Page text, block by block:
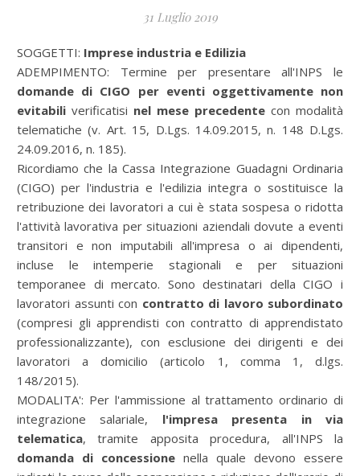
31 Luglio 2019
SOGGETTI: Imprese industria e Edilizia
ADEMPIMENTO: Termine per presentare all'INPS le
domande di CIGO per eventi oggettivamente non
evitabili verificatisi nel mese precedente con modalità
telematiche (v. Art. 15, D.Lgs. 14.09.2015, n. 148 D.Lgs.
24.09.2016, n. 185).
Ricordiamo che la Cassa Integrazione Guadagni Ordinaria
(CIGO) per l'industria e l'edilizia integra o sostituisce la
retribuzione dei lavoratori a cui è stata sospesa o ridotta
l'attività lavorativa per situazioni aziendali dovute a eventi
transitori e non imputabili all'impresa o ai dipendenti,
incluse le intemperie stagionali e per situazioni
temporanee di mercato. Sono destinatari della CIGO i
lavoratori assunti con contratto di lavoro subordinato
(compresi gli apprendisti con contratto di apprendistato
professionalizzante), con esclusione dei dirigenti e dei
lavoratori a domicilio (articolo 1, comma 1, d.lgs.
148/2015).
MODALITA': Per l'ammissione al trattamento ordinario di
integrazione salariale, l'impresa presenta in via
telematica, tramite apposita procedura, all'INPS la
domanda di concessione nella quale devono essere